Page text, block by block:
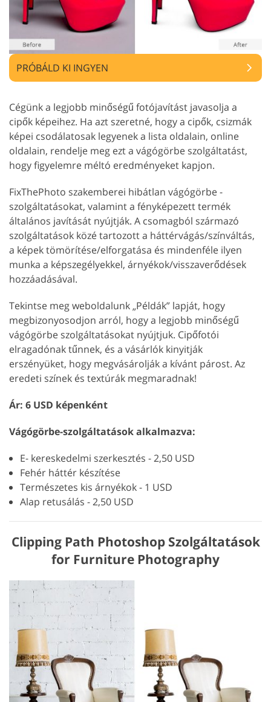
PRÓBÁLD KI INGYEN
Cégünk a legjobb minőségű fotójavítást javasolja a
cipők képeihez. Ha azt szeretné, hogy a cipők, csizmák
képei csodálatosak legyenek a lista oldalain, online
oldalain, rendelje meg ezt a vágógörbe szolgáltatást,
hogy figyelemre méltó eredményeket kapjon.
FixThePhoto szakemberei hibátlan vágógörbe -
szolgáltatásokat, valamint a fényképezett termék
általános javítását nyújtják. A csomagból származó
szolgáltatások közé tartozott a háttérvágás/színváltás,
a képek tömörítése/elforgatása és mindenféle ilyen
munka a képszegélyekkel, árnyékok/visszaverődések
hozzáadásával.
Tekintse meg weboldalunk „Példák” lapját, hogy
megbizonyosodjon arról, hogy a legjobb minőségű
vágógörbe szolgáltatásokat nyújtjuk. Cipőfotói
elragadónak tűnnek, és a vásárlók kinyitják
erszényüket, hogy megvásárolják a kívánt párost. Az
eredeti színek és textúrák megmaradnak!
Ár: 6 USD képenként
Vágógörbe-szolgáltatások alkalmazva:
E- kereskedelmi szerkesztés - 2,50 USD
Fehér háttér készítése
Természetes kis árnyékok - 1 USD
Alap retusálás - 2,50 USD
Clipping Path Photoshop Szolgáltatások
for Furniture Photography